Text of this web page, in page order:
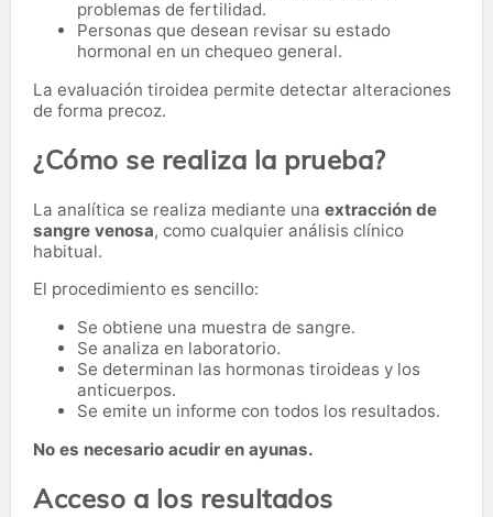
problemas de fertilidad.
Personas que desean revisar su estado
hormonal en un chequeo general.
La evaluación tiroidea permite detectar alteraciones
de forma precoz.
¿Cómo se realiza la prueba?
La analítica se realiza mediante una extracción de
sangre venosa, como cualquier análisis clínico
habitual.
El procedimiento es sencillo:
Se obtiene una muestra de sangre.
Se analiza en laboratorio.
Se determinan las hormonas tiroideas y los
anticuerpos.
Se emite un informe con todos los resultados.
No es necesario acudir en ayunas.
Acceso a los resultados